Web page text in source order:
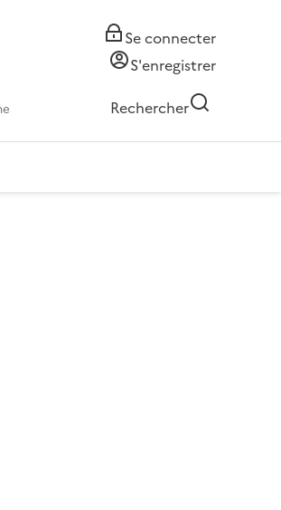
Se connecter
S'enregistrer
Rechercher